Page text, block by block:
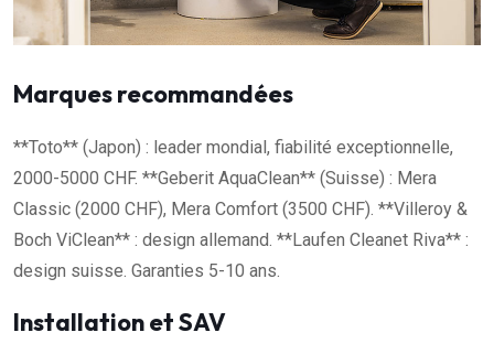
Marques recommandées
**Toto** (Japon) : leader mondial, fiabilité exceptionnelle,
2000-5000 CHF. **Geberit AquaClean** (Suisse) : Mera
Classic (2000 CHF), Mera Comfort (3500 CHF). **Villeroy &
Boch ViClean** : design allemand. **Laufen Cleanet Riva** :
design suisse. Garanties 5-10 ans.
Installation et SAV